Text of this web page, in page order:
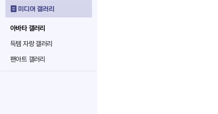
미디어 갤러리
아바타 갤러리
득템 자랑 갤러리
팬아트 갤러리